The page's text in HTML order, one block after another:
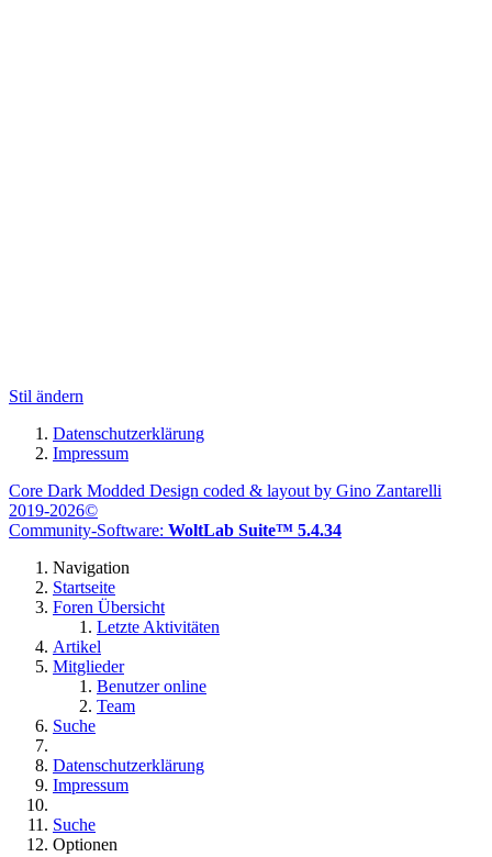
Stil ändern
Datenschutzerklärung
Impressum
Core Dark Modded Design coded & layout by Gino Zantarelli
2019-2026©
Community-Software: WoltLab Suite™ 5.4.34
Navigation
Startseite
Foren Übersicht
Letzte Aktivitäten
Artikel
Mitglieder
Benutzer online
Team
Suche
Datenschutzerklärung
Impressum
Suche
Optionen